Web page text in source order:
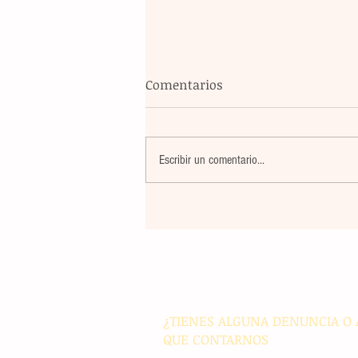
Comentarios
Escribir un comentario...
¿TIENES ALGUNA DENUNCIA O
QUE CONTARNOS